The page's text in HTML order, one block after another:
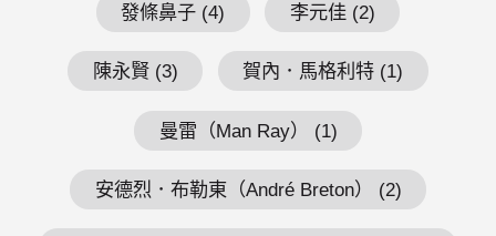
發條鼻子 (4) 李元佳 (2)
陳永賢 (3) 賀內．馬格利特 (1)
曼雷（Man Ray） (1)
安德烈．布勒東（André Breton） (2)